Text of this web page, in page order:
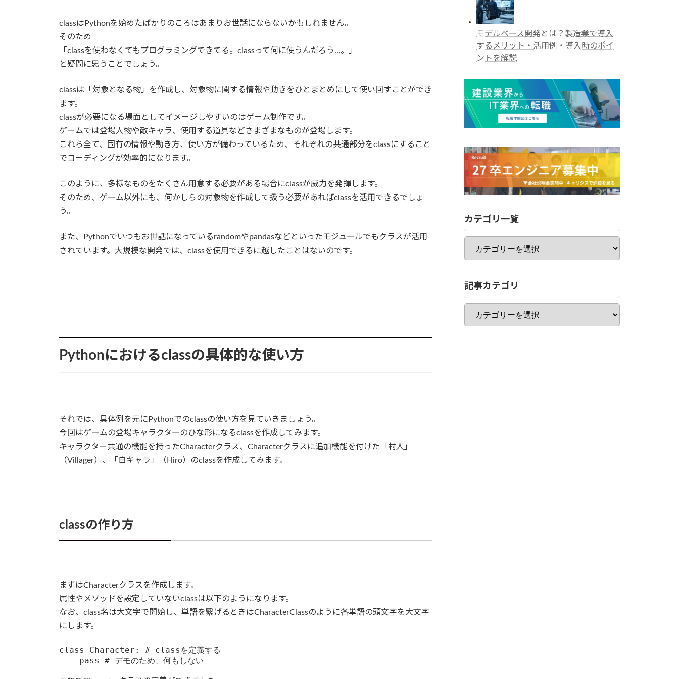
classはPythonを始めたばかりのころはあまりお世話にならないかもしれません。
そのため
「classを使わなくてもプログラミングできてる。classって何に使うんだろう…。」
と疑問に思うことでしょう。
classは「対象となる物」を作成し、対象物に関する情報や動きをひとまとめにして使い回すことができ
ます。
classが必要になる場面としてイメージしやすいのはゲーム制作です。
ゲームでは登場人物や敵キャラ、使用する道具などさまざまなものが登場します。
これら全て、固有の情報や動き方、使い方が備わっているため、それぞれの共通部分をclassにすること
でコーディングが効率的になります。
このように、多様なものをたくさん用意する必要がある場合にclassが威力を発揮します。
そのため、ゲーム以外にも、何かしらの対象物を作成して扱う必要があればclassを活用できるでしょ
う。
また、Pythonでいつもお世話になっているrandomやpandasなどといったモジュールでもクラスが活用
されています。大規模な開発では、classを使用できるに越したことはないのです。
Pythonにおけるclassの具体的な使い方
それでは、具体例を元にPythonでのclassの使い方を見ていきましょう。
今回はゲームの登場キャラクターのひな形になるclassを作成してみます。
キャラクター共通の機能を持ったCharacterクラス、Characterクラスに追加機能を付けた「村人」
（Villager）、「自キャラ」（Hiro）のclassを作成してみます。
classの作り方
まずはCharacterクラスを作成します。
属性やメソッドを設定していないclassは以下のようになります。
なお、class名は大文字で開始し、単語を繋げるときはCharacterClassのように各単語の頭文字を大文字
にします。
class Character: # classを定義する
モデルベース開発とは？製造業で導入
するメリット・活用例・導入時のポイ
ントを解説
カテゴリ一覧
カ
ゴ
一
覧
記事カテゴリ
記
カ